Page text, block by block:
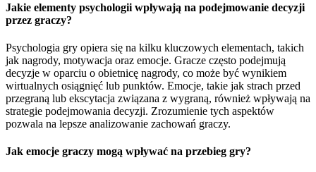
Jakie elementy psychologii wpływają na podejmowanie decyzji
przez graczy?
Psychologia gry opiera się na kilku kluczowych elementach, takich
jak nagrody, motywacja oraz emocje. Gracze często podejmują
decyzje w oparciu o obietnicę nagrody, co może być wynikiem
wirtualnych osiągnięć lub punktów. Emocje, takie jak strach przed
przegraną lub ekscytacja związana z wygraną, również wpływają na
strategie podejmowania decyzji. Zrozumienie tych aspektów
pozwala na lepsze analizowanie zachowań graczy.
Jak emocje graczy mogą wpływać na przebieg gry?